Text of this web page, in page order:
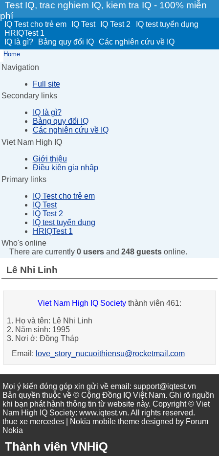
Test IQ, trac nghiem IQ, kiem tra IQ - 100% miễn
phí
IQ Test cho trẻ em IQ Test IQ Test 2
IQ test tuyển dụng
HRIQTest 1
IQ là gì?
Bảng quy đổi IQ Các nghiên cứu về IQ
Home
Navigation
Full site
Secondary links
IQ là gì?
Bảng quy đổi IQ
Các nghiên cứu về IQ
Viet Nam High IQ
Giới thiệu
Điều kiện gia nhập
Primary links
IQ Test cho trẻ em
IQ Test
IQ Test 2
IQ test tuyển dụng
HRIQTest 1
Who's online
There are currently 0 usersand 248 guestsonline.
Lê Nhi Linh
Viet Nam High IQ Societythành viên 461:
1. Họ và tên: Lê Nhi Linh
2. Năm sinh: 1995
3. Nơi ở: Đồng Tháp
Email: love_story_nucuoithiensu@rocketmail.com
Mọi ý kiến đóng góp xin gửi về email: support@iqtest.vn
Bản quyền thuộc về © Cộng Đồng IQ Việt Nam. Ghi rõ nguồn
khi bạn phát hành thông tin từ website này. Copyright © Viet
Nam High IQ Society: www.iqtest.vn. All rights reserved.
thue xe mercedes | Nokia mobile theme designed by Forum
Nokia
Thành viên VNHiQ